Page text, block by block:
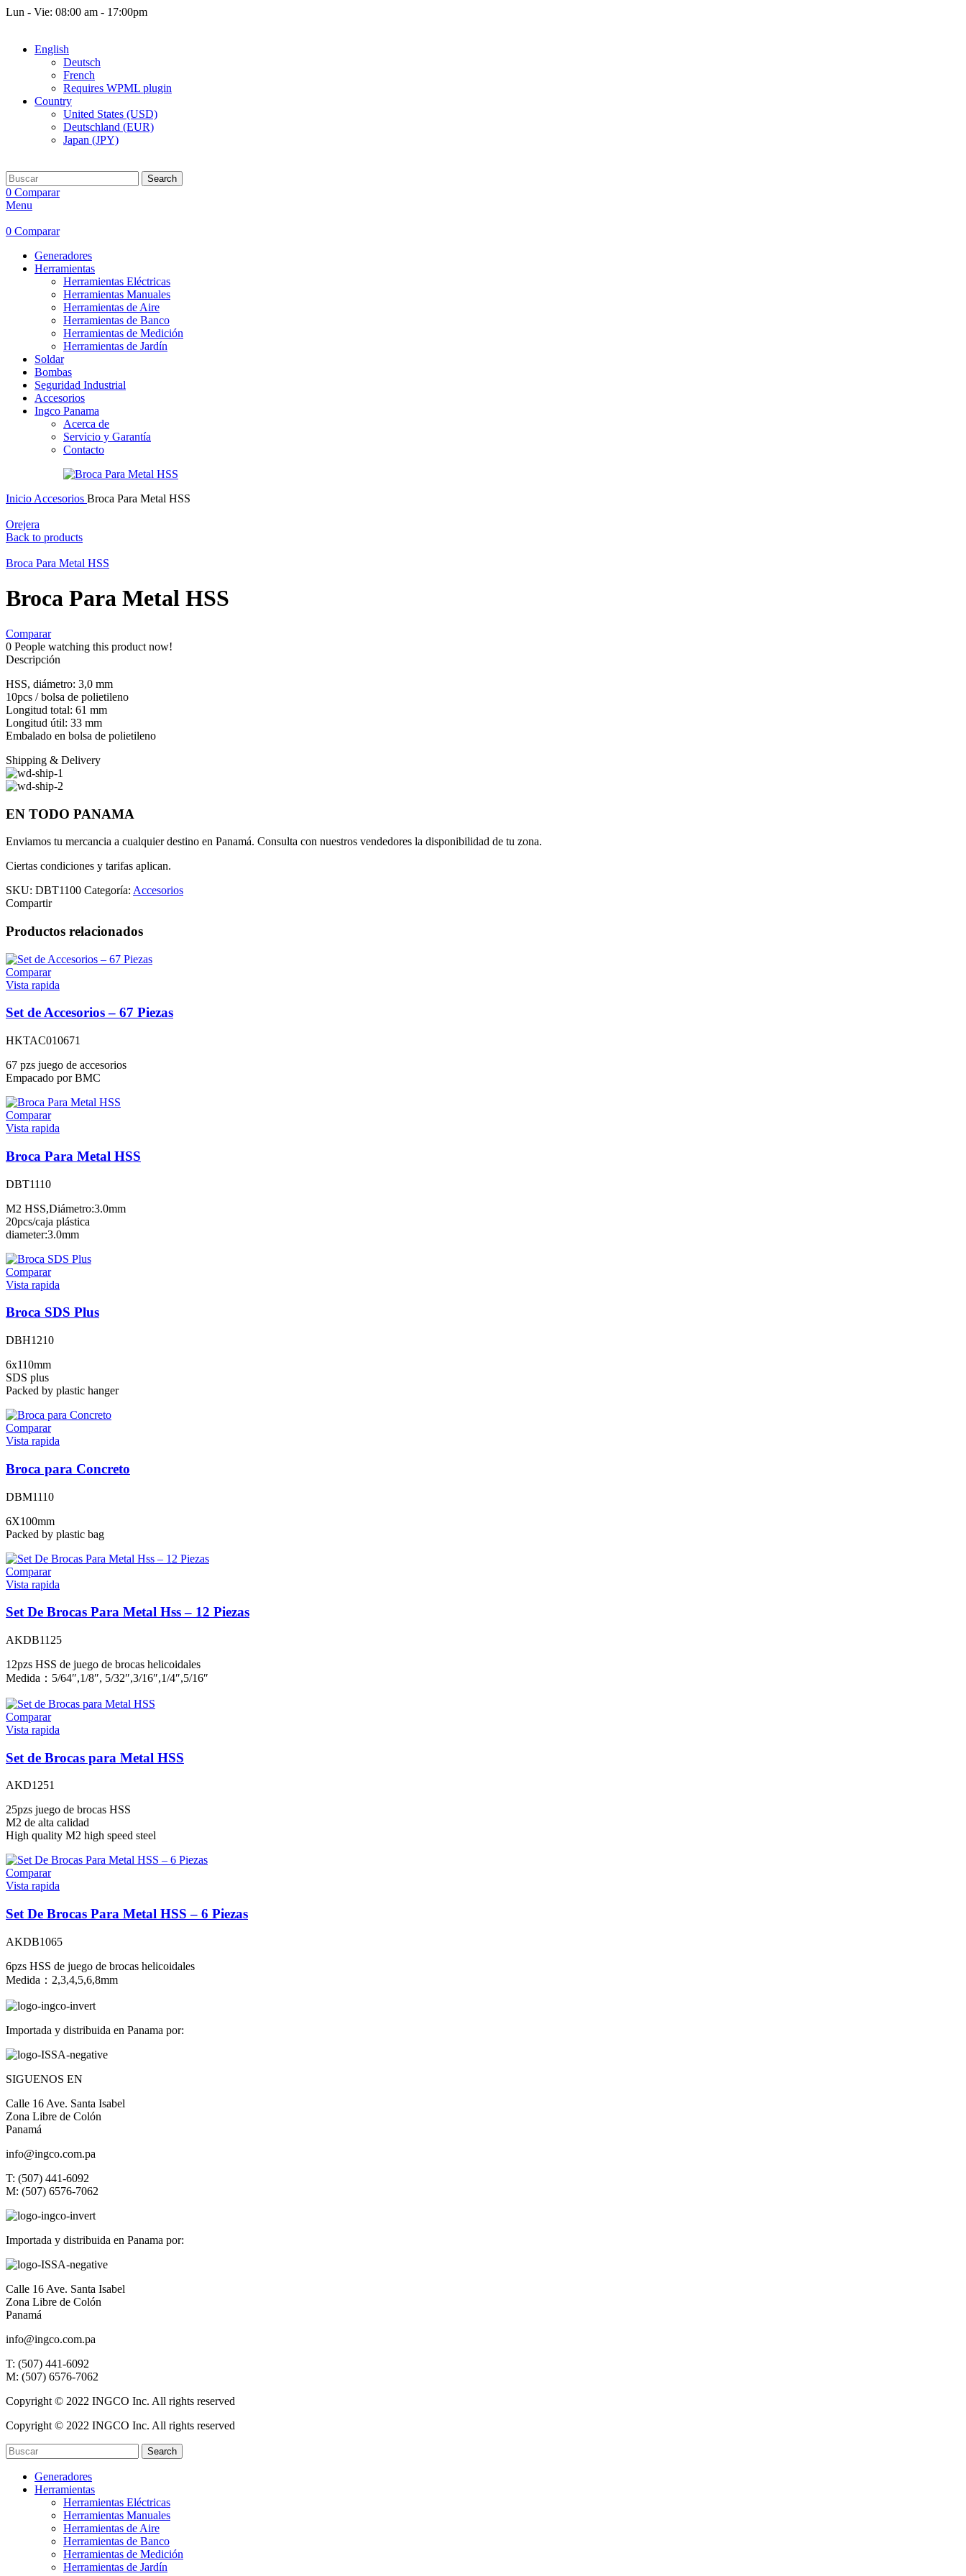
Lun - Vie: 08:00 am - 17:00pm
English
Deutsch
French
Requires WPML plugin
Country
United States (USD)
Deutschland (EUR)
Japan (JPY)
Search
0 Comparar
Menu
0 Comparar
Generadores
Herramientas
Herramientas Eléctricas
Herramientas Manuales
Herramientas de Aire
Herramientas de Banco
Herramientas de Medición
Herramientas de Jardín
Soldar
Bombas
Seguridad Industrial
Accesorios
Ingco Panama
Acerca de
Servicio y Garantía
Contacto
Inicio Accesorios Broca Para Metal HSS
Orejera
Back to products
Broca Para Metal HSS
Broca Para Metal HSS
Comparar
0 People watching this product now!
Descripción
HSS, diámetro: 3,0 mm
10pcs / bolsa de polietileno
Longitud total: 61 mm
Longitud útil: 33 mm
Embalado en bolsa de polietileno
Shipping & Delivery
EN TODO PANAMA
Enviamos tu mercancia a cualquier destino en Panamá. Consulta con nuestros vendedores la disponibilidad de tu zona.
Ciertas condiciones y tarifas aplican.
SKU: DBT1100 Categoría: Accesorios
Compartir
Productos relacionados
Comparar
Vista rapida
Set de Accesorios – 67 Piezas
HKTAC010671
67 pzs juego de accesorios
Empacado por BMC
Comparar
Vista rapida
Broca Para Metal HSS
DBT1110
M2 HSS,Diámetro:3.0mm
20pcs/caja plástica
diameter:3.0mm
Comparar
Vista rapida
Broca SDS Plus
DBH1210
6x110mm
SDS plus
Packed by plastic hanger
Comparar
Vista rapida
Broca para Concreto
DBM1110
6X100mm
Packed by plastic bag
Comparar
Vista rapida
Set De Brocas Para Metal Hss – 12 Piezas
AKDB1125
12pzs HSS de juego de brocas helicoidales
Medida：5/64″,1/8″, 5/32″,3/16″,1/4″,5/16″
Comparar
Vista rapida
Set de Brocas para Metal HSS
AKD1251
25pzs juego de brocas HSS
M2 de alta calidad
High quality M2 high speed steel
Comparar
Vista rapida
Set De Brocas Para Metal HSS – 6 Piezas
AKDB1065
6pzs HSS de juego de brocas helicoidales
Medida：2,3,4,5,6,8mm
Importada y distribuida en Panama por:
SIGUENOS EN
Calle 16 Ave. Santa Isabel
Zona Libre de Colón
Panamá
info@ingco.com.pa
T: (507) 441-6092
M: (507) 6576-7062
Importada y distribuida en Panama por:
Calle 16 Ave. Santa Isabel
Zona Libre de Colón
Panamá
info@ingco.com.pa
T: (507) 441-6092
M: (507) 6576-7062
Copyright © 2022 INGCO Inc. All rights reserved
Copyright © 2022 INGCO Inc. All rights reserved
Search
Generadores
Herramientas
Herramientas Eléctricas
Herramientas Manuales
Herramientas de Aire
Herramientas de Banco
Herramientas de Medición
Herramientas de Jardín